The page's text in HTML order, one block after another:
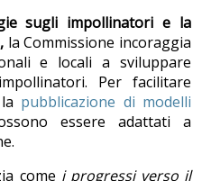
sugli impollinatori e la
la Commissione incoraggia
e locali a sviluppare
Per facilitare
pubblicazione di modelli
essere adattati a
come i progressi verso il